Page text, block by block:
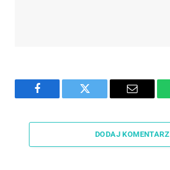
Facebook Twitter Email
DODAJ KOMENTARZ